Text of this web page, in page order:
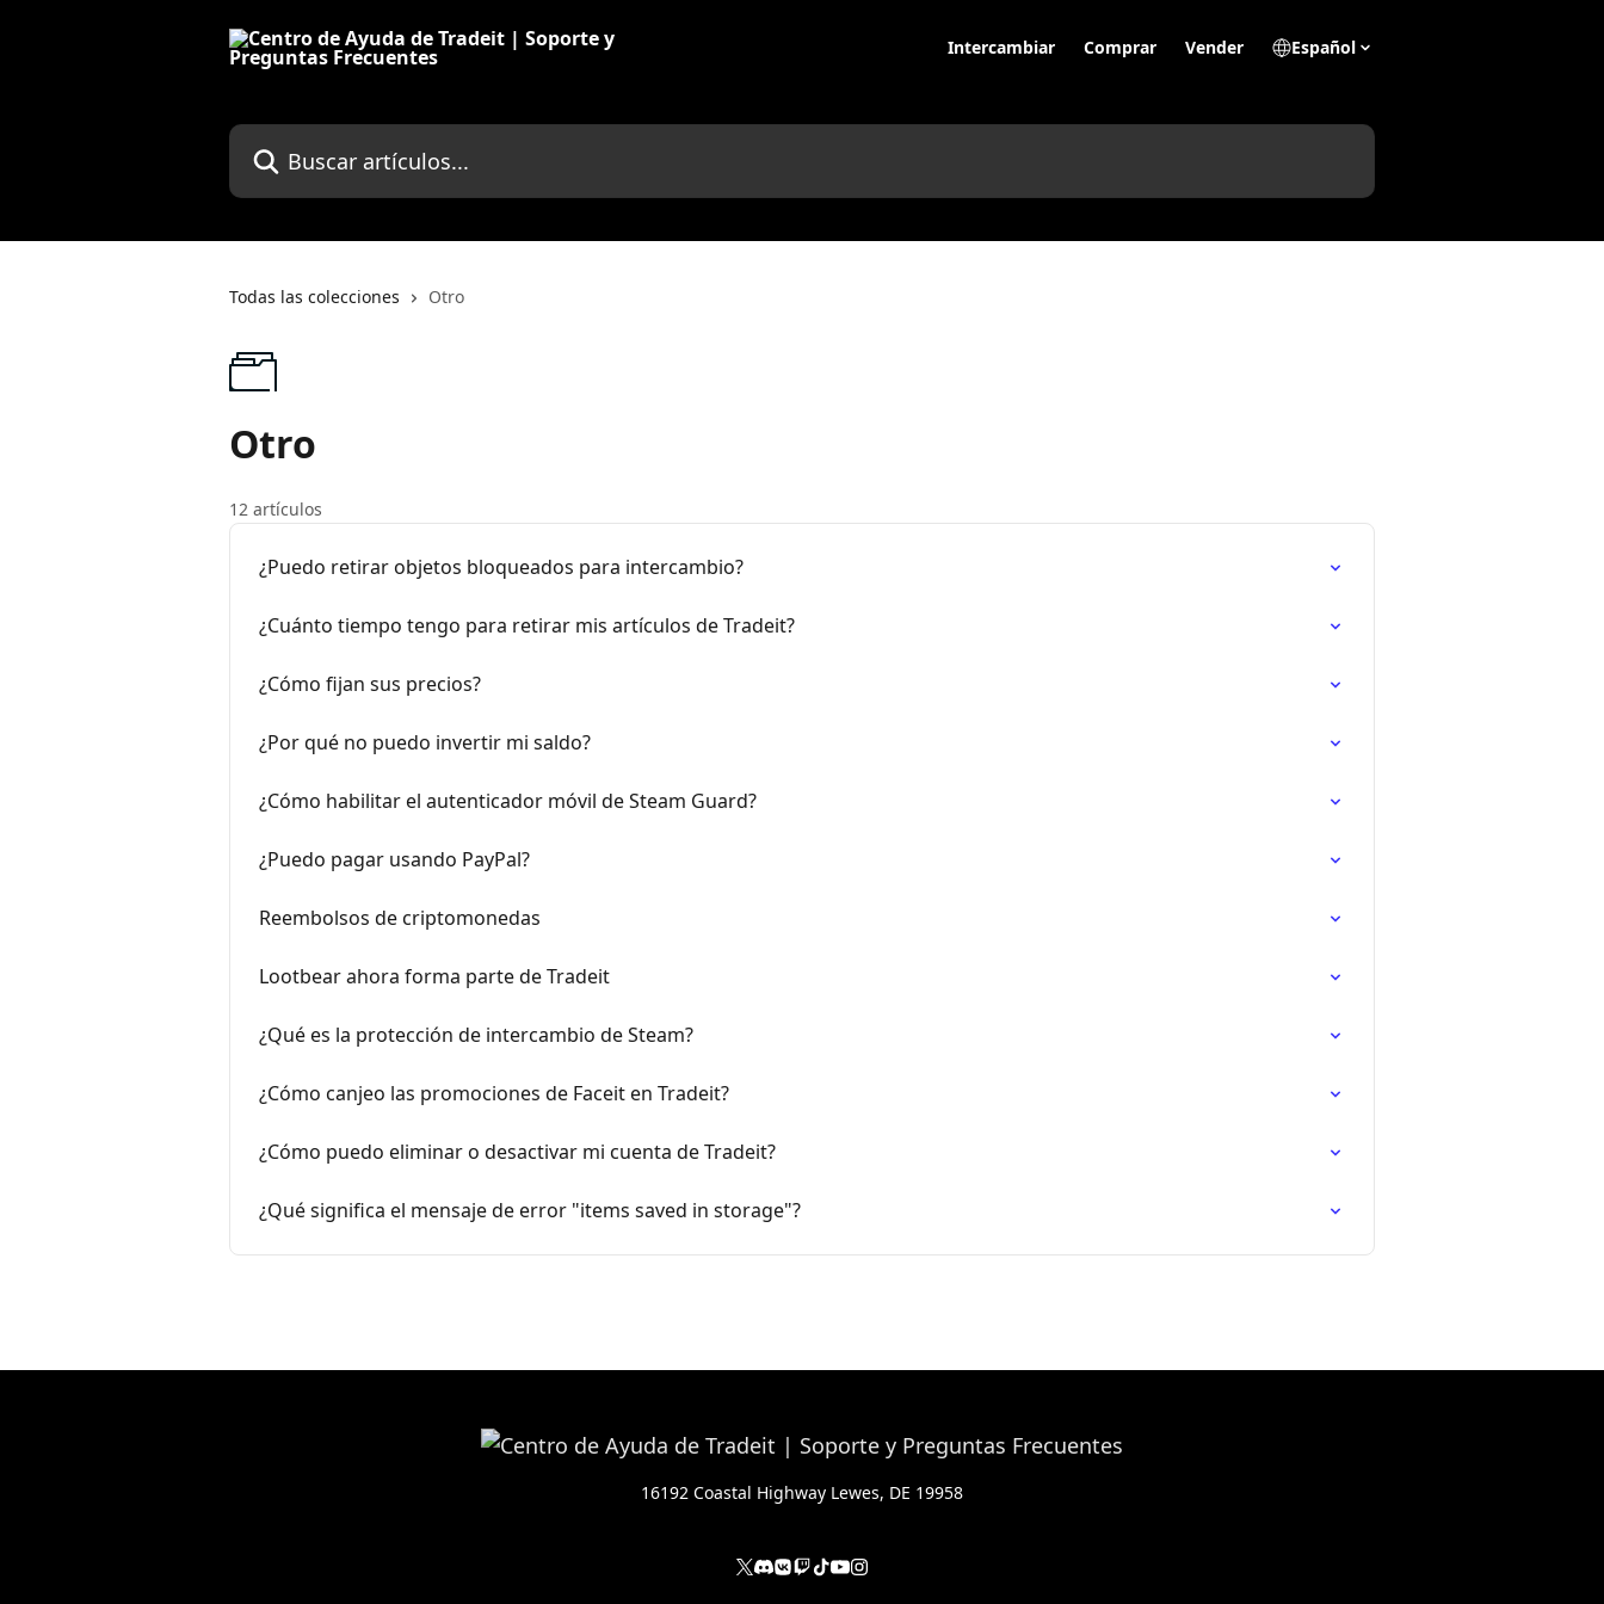
Intercambiar Comprar Vender Español
Buscar artículos...
Todas las colecciones Otro
Otro
12 artículos
¿Puedo retirar objetos bloqueados para intercambio?
¿Cuánto tiempo tengo para retirar mis artículos de Tradeit?
¿Cómo fijan sus precios?
¿Por qué no puedo invertir mi saldo?
¿Cómo habilitar el autenticador móvil de Steam Guard?
¿Puedo pagar usando PayPal?
Reembolsos de criptomonedas
Lootbear ahora forma parte de Tradeit
¿Qué es la protección de intercambio de Steam?
¿Cómo canjeo las promociones de Faceit en Tradeit?
¿Cómo puedo eliminar o desactivar mi cuenta de Tradeit?
¿Qué significa el mensaje de error "items saved in storage"?
16192 Coastal Highway Lewes, DE 19958